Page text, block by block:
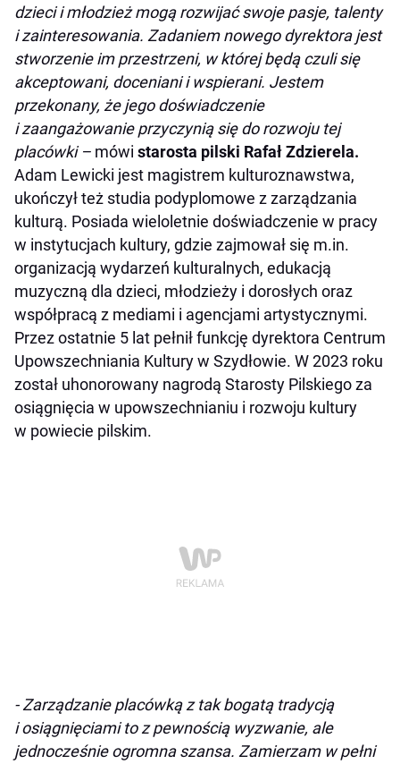
dzieci i młodzież mogą rozwijać swoje pasje, talenty
i zainteresowania. Zadaniem nowego dyrektora jest
stworzenie im przestrzeni, w której będą czuli się
akceptowani, doceniani i wspierani. Jestem
przekonany, że jego doświadczenie
i zaangażowanie przyczynią się do rozwoju tej
placówki – mówi starosta pilski Rafał Zdzierela.
Adam Lewicki jest magistrem kulturoznawstwa,
ukończył też studia podyplomowe z zarządzania
kulturą. Posiada wieloletnie doświadczenie w pracy
w instytucjach kultury, gdzie zajmował się m.in.
organizacją wydarzeń kulturalnych, edukacją
muzyczną dla dzieci, młodzieży i dorosłych oraz
współpracą z mediami i agencjami artystycznymi.
Przez ostatnie 5 lat pełnił funkcję dyrektora Centrum
Upowszechniania Kultury w Szydłowie. W 2023 roku
został uhonorowany nagrodą Starosty Pilskiego za
osiągnięcia w upowszechnianiu i rozwoju kultury
w powiecie pilskim.
- Zarządzanie placówką z tak bogatą tradycją
i osiągnięciami to z pewnością wyzwanie, ale
jednocześnie ogromna szansa. Zamierzam w pełni